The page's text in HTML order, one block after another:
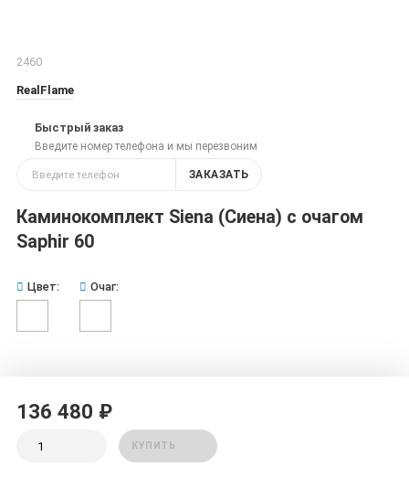
2460
RealFlame
Быстрый заказ
Введите номер телефона и мы перезвоним
ЗАКАЗАТЬ
Каминокомплект Siena (Сиена) с очагом
Saphir 60
Цвет: Очаг:
136 480 ₽
КУПИТЬ